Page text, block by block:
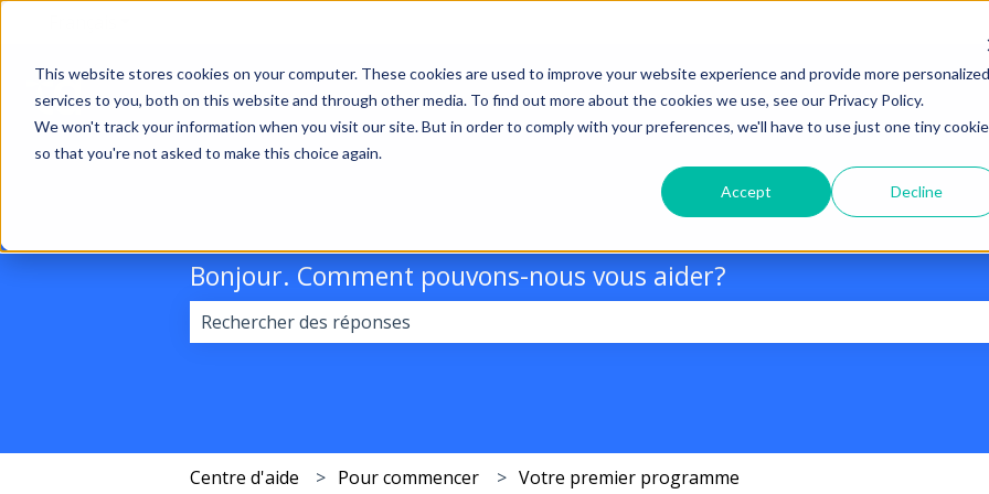
This website stores cookies on your computer. These cookies are used to improve your website experience and provide more personalized
services to you, both on this website and through other media. To find out more about the cookies we use, see our Privacy Policy.
We won't track your information when you visit our site. But in order to comply with your preferences, we'll have to use just one tiny cookie
so that you're not asked to make this choice again.
Accept Decline
Bonjour. Comment pouvons-nous vous aider?
Centre d'aide Pour commencer Votre premier programme